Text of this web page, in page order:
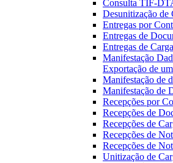
Consulta TIF-
Desunitização de
Entregas por
Entregas de
Entregas de
Manifestação
Exportação de
Manifestação de
Manifestação de
Recepções por
Recepções de
Recepções de
Recepções de
Recepções de
Unitização de